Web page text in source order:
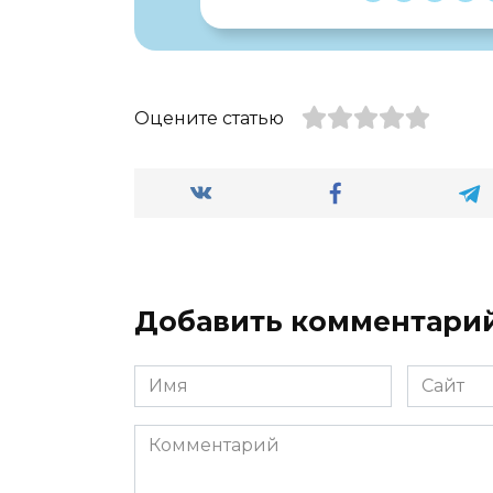
Оцените статью
Добавить
Имя
*
Сайт
Комментарий